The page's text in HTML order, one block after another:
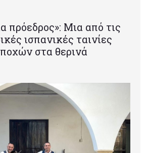
πρόεδρος»: Mια από τις
ισπανικές ταινίες
στα θερινά